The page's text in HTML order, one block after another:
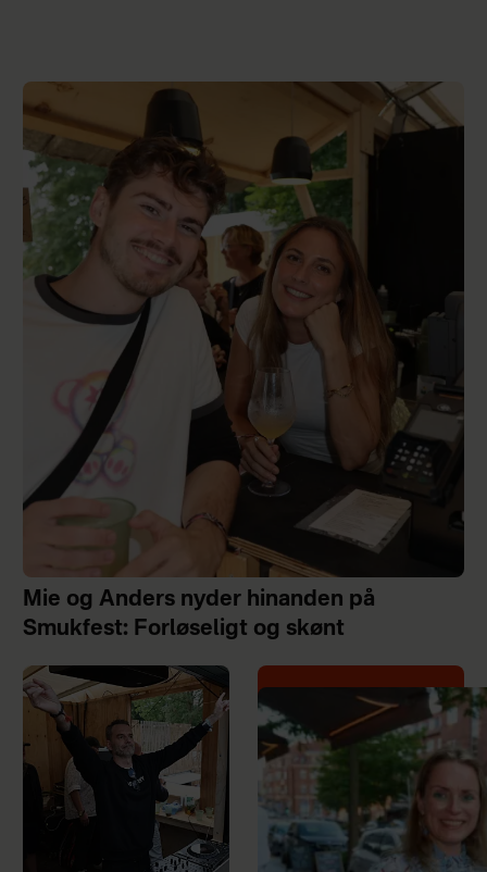
Mie og Anders nyder hinanden på
Smukfest: Forløseligt og skønt